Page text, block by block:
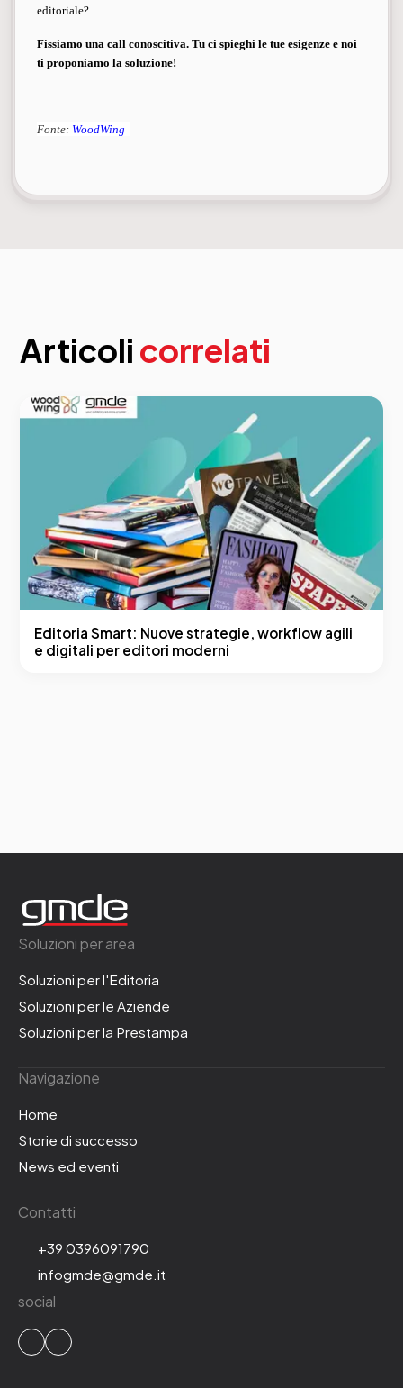
editoriale?
Fissiamo una call conoscitiva. Tu ci spieghi le tue esigenze e noi
ti proponiamo la soluzione!
Fonte: WoodWing
Articoli correlati
Editoria Smart: Nuove strategie, workflow agili
e digitali per editori moderni
Soluzioni per area
Soluzioni per l'Editoria
Soluzioni per le Aziende
Soluzioni per la Prestampa
Navigazione
Home
Storie di successo
News ed eventi
Contatti
+39 0396091790
infogmde@gmde.it
social